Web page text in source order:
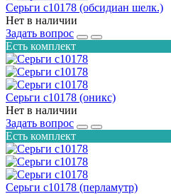
Серьги с10178 (обсидиан шелк.)
Нет в наличии
Задать вопрос
Есть комплект
Серьги с10178 (оникс)
Нет в наличии
Задать вопрос
Есть комплект
Серьги с10178 (перламутр)